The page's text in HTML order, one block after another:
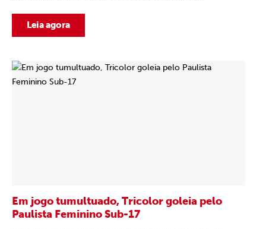
Leia agora
Em jogo tumultuado, Tricolor goleia pelo
Paulista Feminino Sub-17